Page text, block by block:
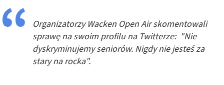
Organizatorzy Wacken Open Air skomentowali
sprawę na swoim profilu na Twitterze: "Nie
dyskryminujemy seniorów. Nigdy nie jesteś za
stary na rocka".